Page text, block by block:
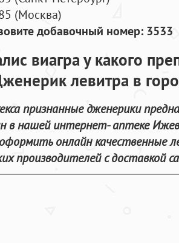
(Москва)
добавочный номер: 3533
виагра у какого
левитра в
признанные дженерики
в нашей интернет- аптеке
онлайн качественные
производителей с доставкой